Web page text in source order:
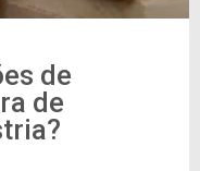
de
de